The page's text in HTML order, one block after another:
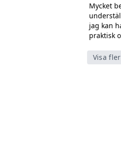
Mycket
jag kan
praktisk
Visa